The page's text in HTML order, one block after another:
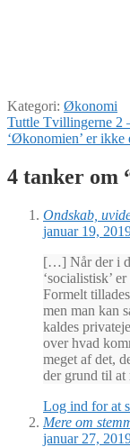
Kategori: Økonomi
Forrige
indlæg:
Tuttle Tvillingerne 2
Næste
‘Økonomien’ er ikke
4 tanker om
Ondskab,
januar 19,
[…] Når der i
‘socialistisk’
Formelt
men man kan
kaldes
over hvad
meget af det,
der grund til
Log ind for at
Mere om
januar 27,